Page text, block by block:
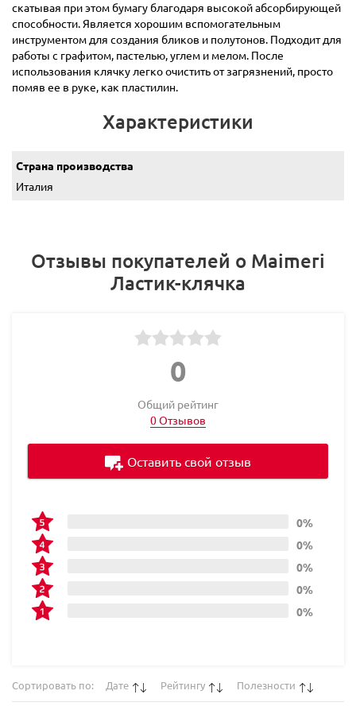
скатывая при этом бумагу благодаря высокой абсорбирующей
способности. Является хорошим вспомогательным
инструментом для создания бликов и полутонов. Подходит для
работы с графитом, пастелью, углем и мелом. После
использования клячку легко очистить от загрязнений, просто
помяв ее в руке, как пластилин.
Характеристики
Страна производства
Италия
Отзывы покупателей о Maimeri
Ластик-клячка
0
Общий рейтинг
0 Отзывов
0%
0%
0%
0%
0%
Оставить свой отзыв
Сортировать по: Дате Рейтингу Полезности